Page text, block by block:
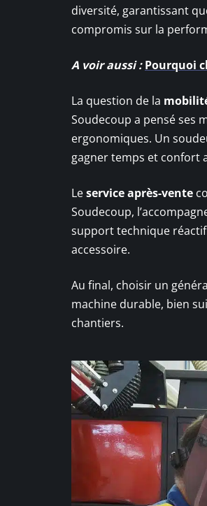
diversité, garantissant
compromis sur la
A voir aussi : Pourquoi
La question de la
Soudecoup a pensé ses
ergonomiques. Un
gagner temps et confort
Leservice après-vente
Soudecoup,
support technique
accessoire.
Au final, choisir un
machine durable, bien
chantiers.